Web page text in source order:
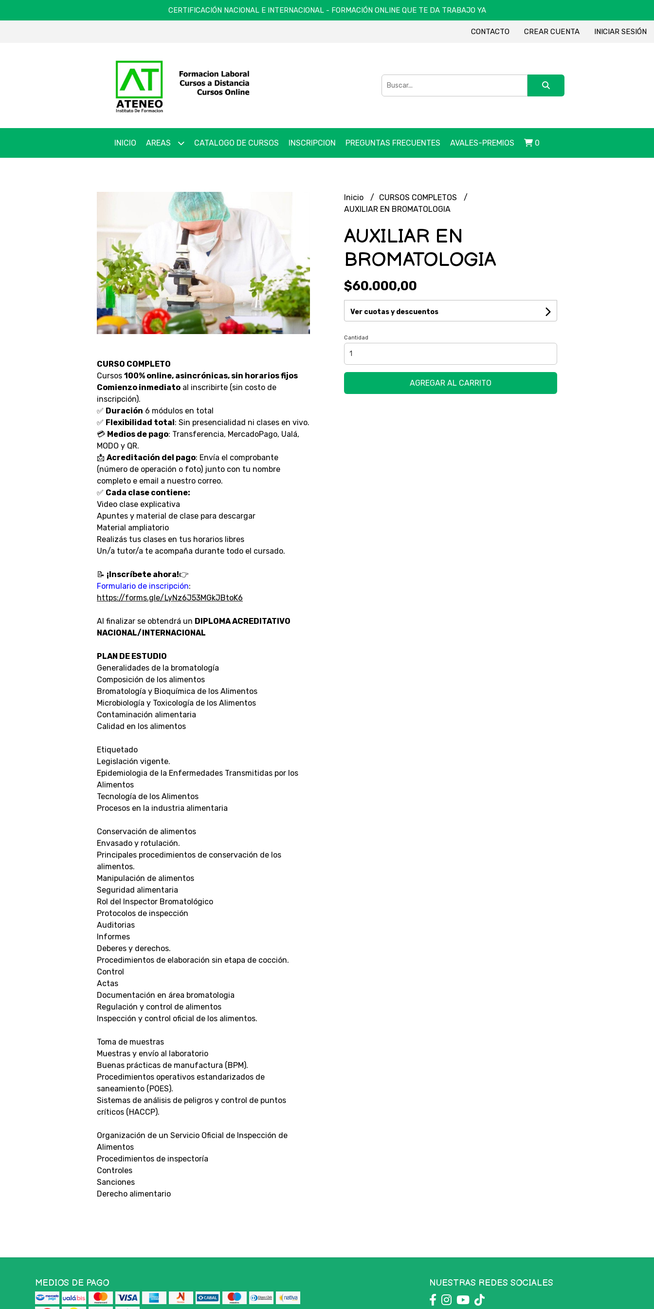
CERTIFICACIÓN NACIONAL E INTERNACIONAL - FORMACIÓN ONLINE QUE TE DA TRABAJO YA
CONTACTO CREAR CUENTA INICIAR SESIÓN
INICIO AREAS CATALOGO DE CURSOS INSCRIPCION PREGUNTAS FRECUENTES AVALES-PREMIOS 0
CURSO COMPLETO
Cursos 100% online, asincrónicas, sin horarios fijos
Comienzo inmediato al inscribirte (sin costo de
inscripción).
✅ Duración 6 módulos en total
✅ Flexibilidad total: Sin presencialidad ni clases en vivo.
💳 Medios de pago: Transferencia, MercadoPago, Ualá,
MODO y QR.
📩 Acreditación del pago: Envía el comprobante
(número de operación o foto) junto con tu nombre
completo e email a nuestro correo.
✅ Cada clase contiene:
Video clase explicativa
Apuntes y material de clase para descargar
Material ampliatorio
Realizás tus clases en tus horarios libres
Un/a tutor/a te acompaña durante todo el cursado.
📝 ¡Inscríbete ahora!👉
Formulario de inscripción:
https://forms.gle/LyNz6J53MGkJBtoK6
Al finalizar se obtendrá un DIPLOMA ACREDITATIVO
NACIONAL/INTERNACIONAL
PLAN DE ESTUDIO
Generalidades de la bromatología
Composición de los alimentos
Bromatología y Bioquímica de los Alimentos
Microbiología y Toxicología de los Alimentos
Contaminación alimentaria
Calidad en los alimentos
Etiquetado
Legislación vigente.
Epidemiologia de la Enfermedades Transmitidas por los
Alimentos
Tecnología de los Alimentos
Procesos en la industria alimentaria
Conservación de alimentos
Envasado y rotulación.
Principales procedimientos de conservación de los
alimentos.
Manipulación de alimentos
Seguridad alimentaria
Rol del Inspector Bromatológico
Protocolos de inspección
Auditorias
Informes
Deberes y derechos.
Procedimientos de elaboración sin etapa de cocción.
Control
Actas
Documentación en área bromatologia
Regulación y control de alimentos
Inspección y control oficial de los alimentos.
Toma de muestras
Muestras y envío al laboratorio
Buenas prácticas de manufactura (BPM).
Procedimientos operativos estandarizados de
saneamiento (POES).
Sistemas de análisis de peligros y control de puntos
críticos (HACCP).
Organización de un Servicio Oficial de Inspección de
Alimentos
Procedimientos de inspectoría
Controles
Sanciones
Derecho alimentario
Inicio
CURSOS COMPLETOS
AUXILIAR EN BROMATOLOGIA
AUXILIAR EN
BROMATOLOGIA
$60.000,00
Ver cuotas y descuentos
Cantidad
AGREGAR AL CARRITO
MEDIOS DE PAGO NUESTRAS REDES SOCIALES